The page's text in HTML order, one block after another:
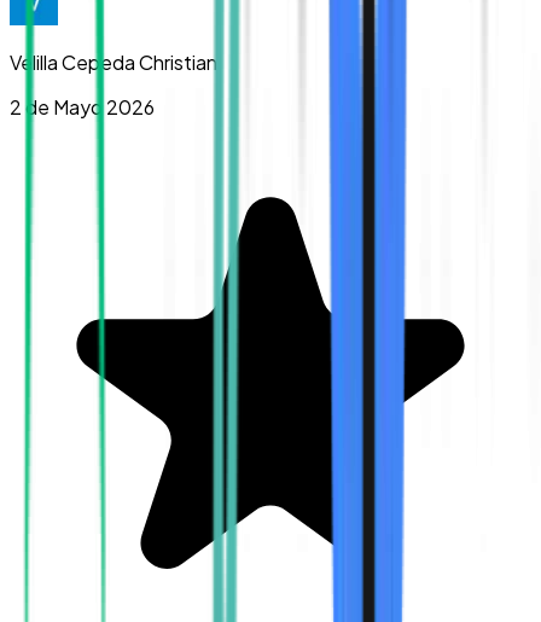
Velilla Cepeda Christian
2 de Mayo 2026